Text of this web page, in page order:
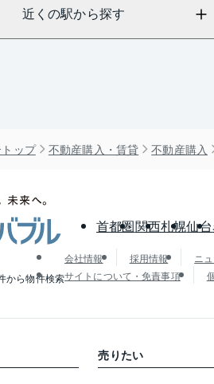
近くの駅から探す
ップ 不動産購入・賃貸 不動産購入
から物件検索
首都圏関西札幌仙台
会社情報 採用情報
ニ
サイトについて・免責事項
売りたい